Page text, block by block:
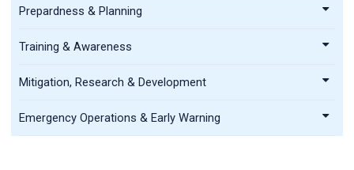
Prepardness & Planning
Training & Awareness
Mitigation, Research & Development
Emergency Operations & Early Warning